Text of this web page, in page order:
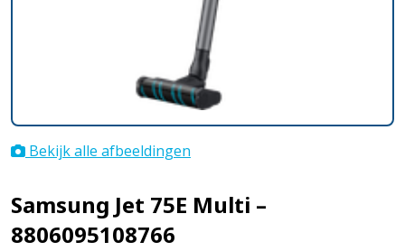
Bekijk alle afbeeldingen
Samsung Jet 75E Multi –
8806095108766